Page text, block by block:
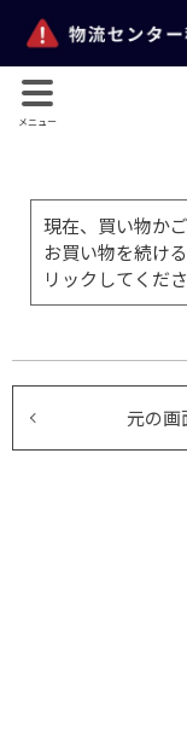
メニュー
現在、買い物か
お買い物を続け
リックしてくださ
元の画